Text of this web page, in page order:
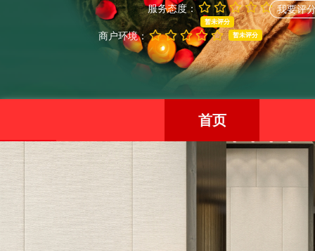
服务态度：
暂未评分
商户环境： 暂未评分
我要评
首页